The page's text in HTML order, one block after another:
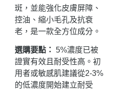
斑，並能強化皮膚屏障、
控油、縮小毛孔及抗衰
老，是一款全方位成分。
選購要點： 5%濃度已被
證實有效且耐受性高。初
用者或敏感肌建議從2-3%
的低濃度開始建立耐受